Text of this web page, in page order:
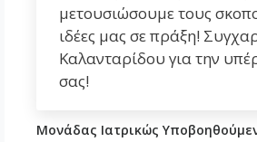
μετουσιώσουμε τους
ιδέες μας σε πράξη!
Καλανταρίδου για την
σας!
Μονάδας Ιατρικώς